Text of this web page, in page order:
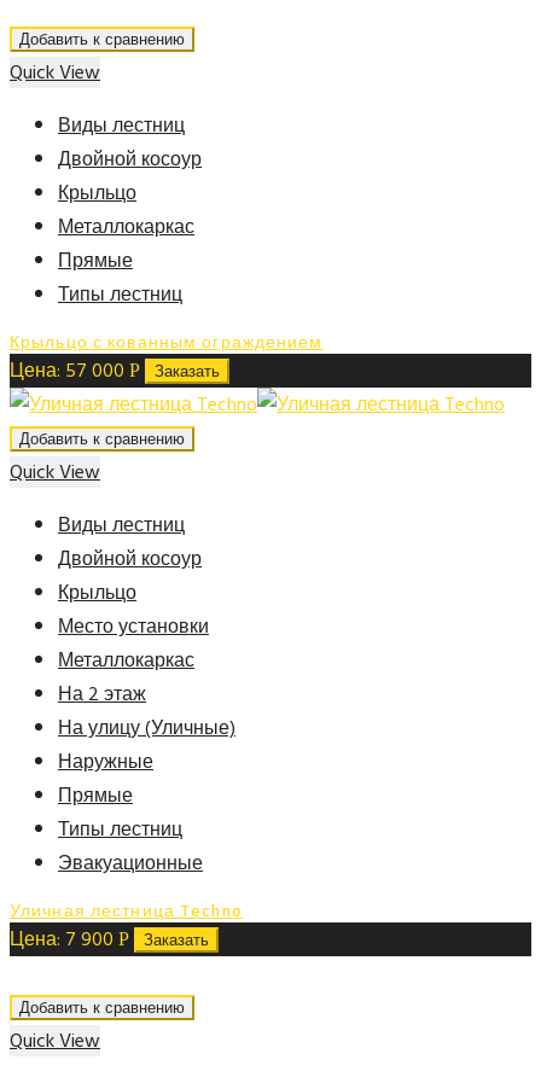
Добавить к сравнению
Quick View
Виды лестниц
Двойной косоур
Крыльцо
Металлокаркас
Прямые
Типы лестниц
Крыльцо с кованным ограждением
Цена: 57 000 Р Заказать
Добавить к сравнению
Quick View
Виды лестниц
Двойной косоур
Крыльцо
Место установки
Металлокаркас
На 2 этаж
На улицу (Уличные)
Наружные
Прямые
Типы лестниц
Эвакуационные
Уличная лестница Techno
Цена: 7 900 Р Заказать
Добавить к сравнению
Quick View